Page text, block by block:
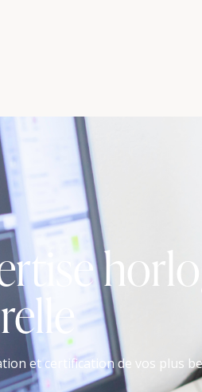
et certification de vos plus